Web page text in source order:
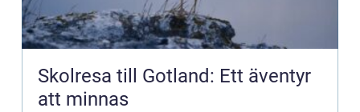
Skolresa till Gotland: Ett äventyr
att minnas